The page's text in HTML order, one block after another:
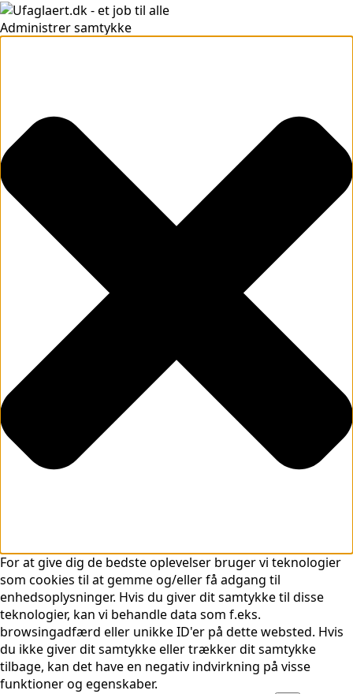
Administrer samtykke
For at give dig de bedste oplevelser bruger vi teknologier
som cookies til at gemme og/eller få adgang til
enhedsoplysninger. Hvis du giver dit samtykke til disse
teknologier, kan vi behandle data som f.eks.
browsingadfærd eller unikke ID'er på dette websted. Hvis
du ikke giver dit samtykke eller trækker dit samtykke
tilbage, kan det have en negativ indvirkning på visse
funktioner og egenskaber.